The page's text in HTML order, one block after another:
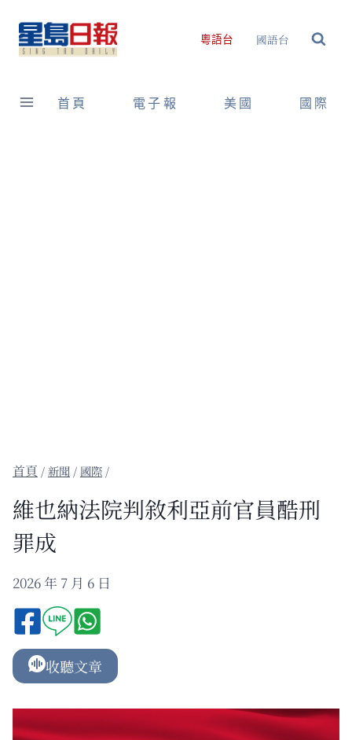
content
粵語台 國語台
首頁 電子報 美國 國際
/新聞 / 國際 /
維也納法院判敘利亞前官員酷刑
罪成
2026 年 7 月 6 日
收聽文章